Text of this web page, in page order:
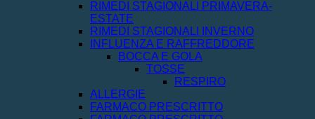
RIMEDI STAGIONALI PRIMAVERA-
ESTATE
RIMEDI STAGIONALI INVERNO
INFLUENZA E RAFFREDDORE
BOCCA E GOLA
TOSSE
RESPIRO
ALLERGIE
FARMACO PRESCRITTO